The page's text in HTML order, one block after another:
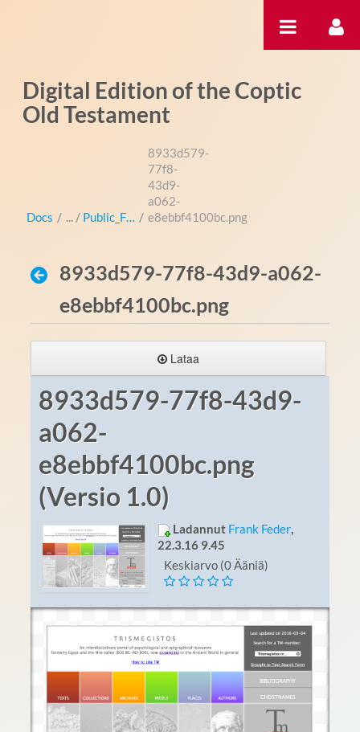
Digital Edition of the Coptic
Old Testament
Docs / Public_Files /
8933d579-
77f8-
43d9-
a062-
e8ebbf4100bc.png
8933d579-77f8-43d9-a062-
e8ebbf4100bc.png
Lataa
8933d579-77f8-43d9-
a062-
e8ebbf4100bc.png
(Versio 1.0)
Ladannut Frank Feder,
22.3.16 9.45
Keskiarvo (0 Ääniä)